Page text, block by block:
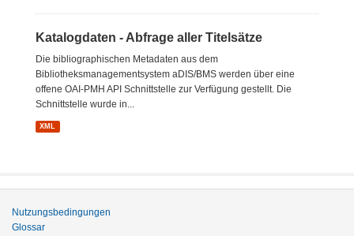
Katalogdaten - Abfrage aller Titelsätze
Die bibliographischen Metadaten aus dem
Bibliotheksmanagementsystem aDIS/BMS werden über eine
offene OAI-PMH API Schnittstelle zur Verfügung gestellt. Die
Schnittstelle wurde in...
XML
Nutzungsbedingungen
Glossar